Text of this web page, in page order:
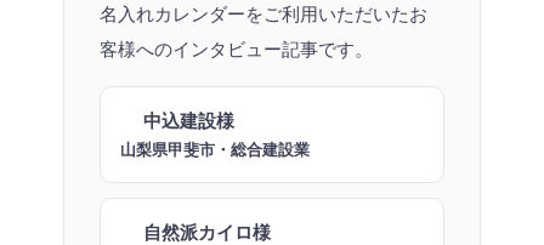
名入れカレンダーをご利用いただいたお
客様へのインタビュー記事です。
中込建設様
山梨県甲斐市・総合建設業
自然派カイロ様